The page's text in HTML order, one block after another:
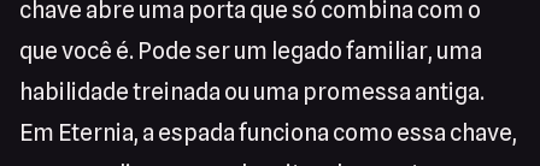
chave abre uma porta que só combina com o
que você é. Pode ser um legado familiar, uma
habilidade treinada ou uma promessa antiga.
Em Eternia, a espada funciona como essa chave,